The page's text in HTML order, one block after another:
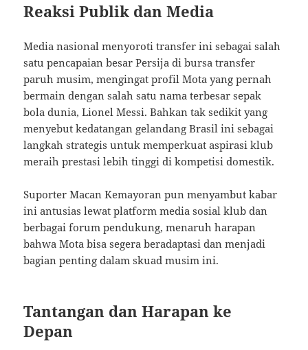
Reaksi Publik dan Media
Media nasional menyoroti transfer ini sebagai salah
satu pencapaian besar Persija di bursa transfer
paruh musim, mengingat profil Mota yang pernah
bermain dengan salah satu nama terbesar sepak
bola dunia, Lionel Messi. Bahkan tak sedikit yang
menyebut kedatangan gelandang Brasil ini sebagai
langkah strategis untuk memperkuat aspirasi klub
meraih prestasi lebih tinggi di kompetisi domestik.
Suporter Macan Kemayoran pun menyambut kabar
ini antusias lewat platform media sosial klub dan
berbagai forum pendukung, menaruh harapan
bahwa Mota bisa segera beradaptasi dan menjadi
bagian penting dalam skuad musim ini.
Tantangan dan Harapan ke
Depan